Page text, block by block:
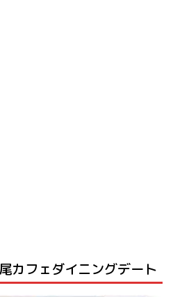
カフェダイニングデート